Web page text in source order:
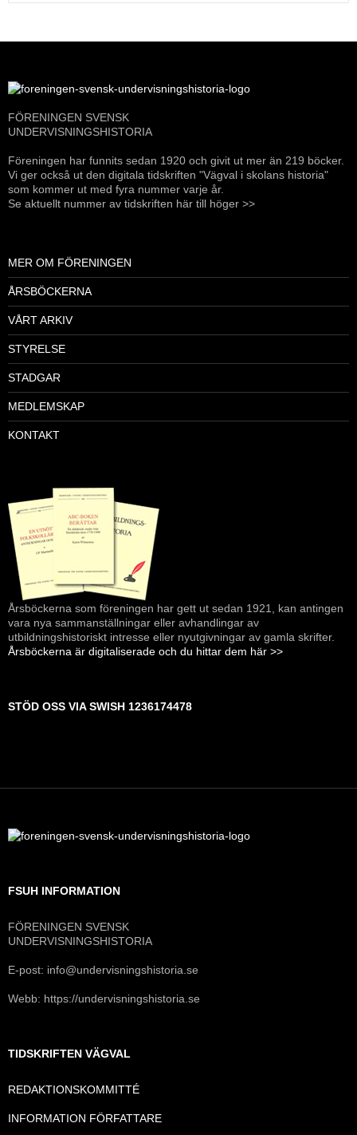
efter:
FÖRENINGEN SVENSK
UNDERVISNINGSHISTORIA
Föreningen har funnits sedan 1920 och givit ut mer än 219 böcker.
Vi ger också ut den digitala tidskriften "Vägval i skolans historia"
som kommer ut med fyra nummer varje år.
Se aktuellt nummer av tidskriften här till höger >>
MER OM FÖRENINGEN
ÅRSBÖCKERNA
VÅRT ARKIV
STYRELSE
STADGAR
MEDLEMSKAP
KONTAKT
Årsböckerna som föreningen har gett ut sedan 1921, kan antingen
vara nya sammanställningar eller avhandlingar av
utbildningshistoriskt intresse eller nyutgivningar av gamla skrifter.
Årsböckerna är digitaliserade och du hittar dem här >>
STÖD OSS VIA SWISH 1236174478
FSUH INFORMATION
FÖRENINGEN SVENSK
UNDERVISNINGSHISTORIA
E-post: info@undervisningshistoria.se
Webb: https://undervisningshistoria.se
TIDSKRIFTEN VÄGVAL
REDAKTIONSKOMMITTÉ
INFORMATION FÖRFATTARE